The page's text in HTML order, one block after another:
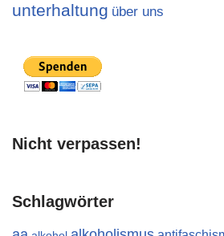
unterhaltung über uns
Nicht verpassen!
Schlagwörter